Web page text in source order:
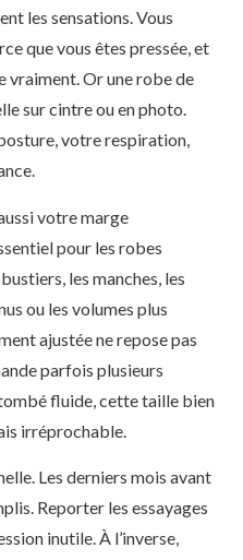
les sensations. Vous
que vous êtes pressée, et
vraiment. Or une robe de
sur cintre ou en photo.
votre respiration,
votre marge
pour les robes
les manches, les
ou les volumes plus
ajustée ne repose pas
parfois plusieurs
fluide, cette taille bien
irréprochable.
Les derniers mois avant
Reporter les essayages
inutile. À l’inverse,